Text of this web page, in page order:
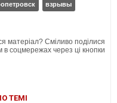
взрывы
матеріал? Сміливо поділися
в соцмережах через ці кнопки
ТЕМІ